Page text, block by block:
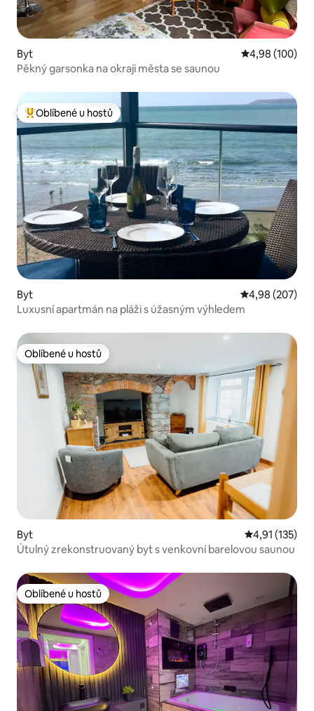
Byt Průměrné
4,98 (100)
Pěkný garsonka na okraji města se saunou
Nejlepší v kategorii Oblíbené u hostů
Oblíbené u hostů
Byt Průměrné
4,98 (207)
Luxusní apartmán na pláži s úžasným výhledem
Oblíbené u hostů
Oblíbené u hostů
Byt Průměrné
4,91 (135)
Útulný zrekonstruovaný byt s venkovní barelovou saunou
Oblíbené u hostů
Oblíbené u hostů